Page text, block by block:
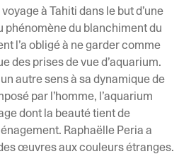
à Tahiti dans le but d’une
phénomène du blanchiment du
l’a obligé à ne garder comme
des prises de vue d’aquarium.
autre sens à sa dynamique de
par l’homme, l’aquarium
dont la beauté tient de
Raphaëlle Peria a
œuvres aux couleurs étranges.